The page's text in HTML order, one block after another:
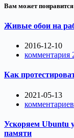
Вам может понравится
Живые обои на
2016-12-10
комментария
Как
2021-05-13
Ускоряем Ubuntu
памяти